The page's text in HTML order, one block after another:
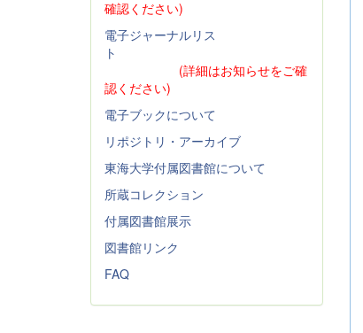
確認ください)
電子ジャーナルリス
ト
(詳細はお知らせをご確
認ください)
電子ブックについて
リポジトリ・アーカイブ
東海大学付属図書館について
所蔵コレクション
付属図書館展示
図書館リンク
FAQ